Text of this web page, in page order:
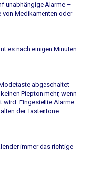
unabhängige Alarme –
von Medikamenten oder
es nach einigen Minuten
abgeschaltet
Piepton mehr, wenn
wird. Eingestellte Alarme
der Tastentöne
immer das richtige